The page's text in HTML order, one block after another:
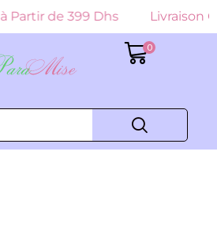
à Partir de 399 Dhs Livraison
0